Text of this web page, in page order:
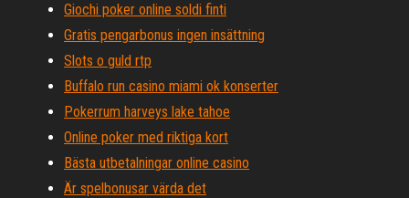
Giochi poker online soldi finti
Gratis pengarbonus ingen insättning
Slots o guld rtp
Buffalo run casino miami ok konserter
Pokerrum harveys lake tahoe
Online poker med riktiga kort
Bästa utbetalningar online casino
Är spelbonusar värda det